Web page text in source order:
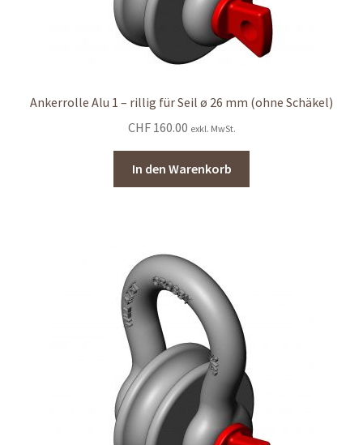
Ankerrolle Alu 1 – rillig für Seil ø 26 mm (ohne Schäkel)
CHF160.00 exkl. MwSt.
In den Warenkorb